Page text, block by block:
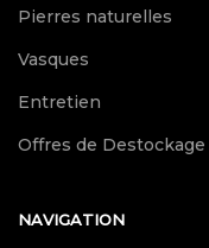
Pierres naturelles
Vasques
Entretien
Offres de Destockage
NAVIGATION